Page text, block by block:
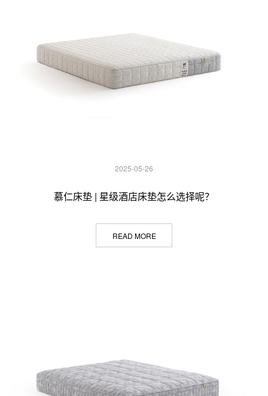
2025-05-26
慕仁床垫 | 星级酒店床垫怎么选择呢？
READ MORE